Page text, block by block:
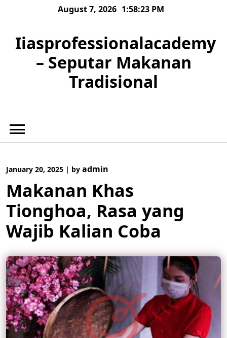
August 7, 2026 1:58:24 PM
Iiasprofessionalacademy
– Seputar Makanan
Tradisional
January 20, 2025 | by admin
Makanan Khas
Tionghoa, Rasa yang
Wajib Kalian Coba